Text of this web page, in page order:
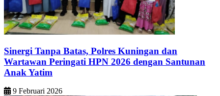
Sinergi Tanpa Batas, Polres Kuningan dan
Wartawan Peringati HPN 2026 dengan Santunan
Anak Yatim
9 Februari 2026